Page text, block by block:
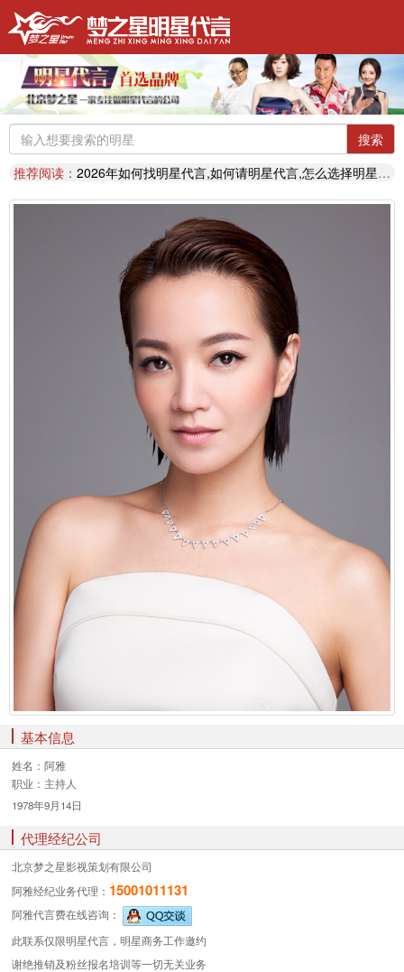
搜索
明星代言：找明星代言基本流程包括哪些?明星代言的工作流程
推荐阅读：2026年明星肖像代言费【8月实时更新】报价表
推荐阅读： 2026年如何找明星代言,如何请明星代言,怎么选择明星代言,签约流程
推荐阅读：找明星代言哪个渠道最好？费用多少？
明星代言形式是什么样的？梦之星代言说明书
二线三线明星代言费的艺人有哪些？
明星代言资源对比|北京梦之星影视策划有限公司
找明星代言基本流程包括哪些?明星代言的工作流程
2026年明星肖像代言费【8月实时更新】报价表
基本信息
姓名： 阿雅
职业： 主持人
1978年9月14日
代理经纪公司
北京梦之星影视策划有限公司
阿雅经纪业务代理： 15001011131
阿雅代言费在线咨询：
此联系仅限明星代言，明星商务工作邀约
谢绝推销及粉丝报名培训等一切无关业务